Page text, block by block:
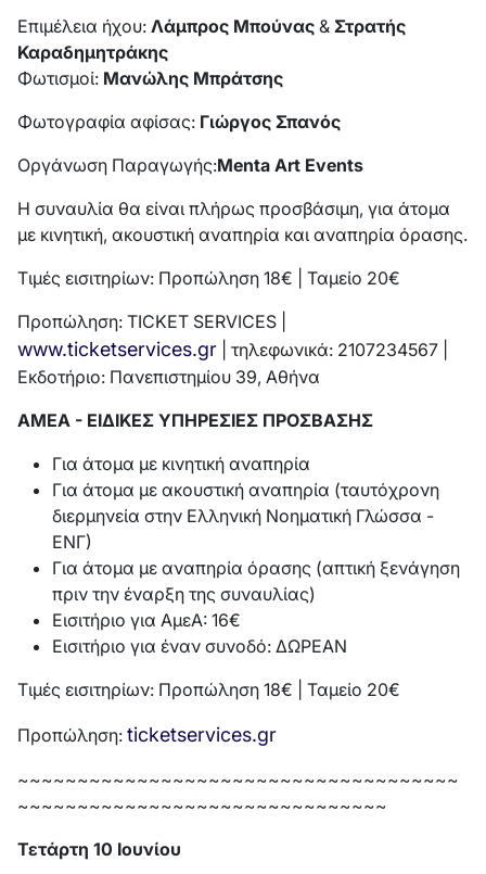
Επιμέλεια ήχου: Λάμπρος Μπούνας & Στρατής
Καραδημητράκης
Φωτισμοί: Μανώλης Μπράτσης
Φωτογραφία αφίσας: Γιώργος Σπανός
Οργάνωση Παραγωγής:Menta Art Events
Η συναυλία θα είναι πλήρως προσβάσιμη, για άτομα
με κινητική, ακουστική αναπηρία και αναπηρία όρασης.
Τιμές εισιτηρίων: Προπώληση 18€ | Ταμείο 20€
Προπώληση: TICKET SERVICES |
www.ticketservices.gr | τηλεφωνικά: 2107234567 |
Εκδοτήριο: Πανεπιστημίου 39, Αθήνα
ΑΜΕΑ - ΕΙΔΙΚΕΣ ΥΠΗΡΕΣΙΕΣ ΠΡΟΣΒΑΣΗΣ
Για άτομα με κινητική αναπηρία
Για άτομα με ακουστική αναπηρία (ταυτόχρονη
διερμηνεία στην Ελληνική Νοηματική Γλώσσα -
ΕΝΓ)
Για άτομα με αναπηρία όρασης (απτική ξενάγηση
πριν την έναρξη της συναυλίας)
Εισιτήριο για ΑμεΑ: 16€
Εισιτήριο για έναν συνοδό: ΔΩΡΕΑΝ
Τιμές εισιτηρίων: Προπώληση 18€ | Ταμείο 20€
Προπώληση: ticketservices.gr
~~~~~~~~~~~~~~~~~~~~~~~~~~~~~~~~~~~~~
~~~~~~~~~~~~~~~~~~~~~~~~~~~~~~~
Τετάρτη 10 Ιουνίου